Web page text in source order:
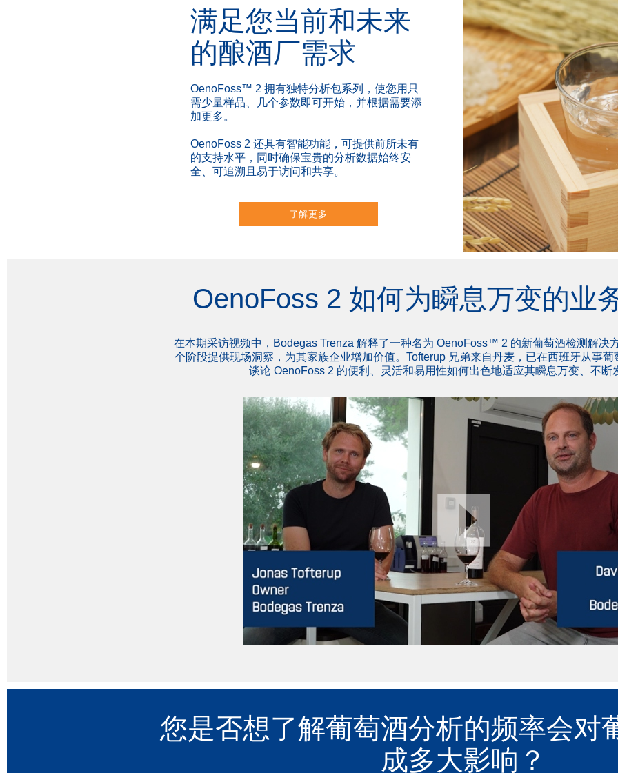
满足您当前和未来
的酿酒厂需求
OenoFoss™ 2 拥有独特分析包系列，使您用只
需少量样品、几个参数即可开始，并根据需要添
加更多。
OenoFoss 2 还具有智能功能，可提供前所未有
的支持水平，同时确保宝贵的分析数据始终安
全、可追溯且易于访问和共享。
了解更多
OenoFoss 2 如何为瞬息万变的业
在本期采访视频中，Bodegas Trenza 解释了一种名为 OenoFoss™ 2 的新葡萄酒检测解决
个阶段提供现场洞察，为其家族企业增加价值。Tofterup 兄弟来自丹麦，已在西班牙从事
谈论 OenoFoss 2 的便利、灵活和易用性如何出色地适应其瞬息万变、不断
您是否想了解葡萄酒分析的频率会对
成多大影响？